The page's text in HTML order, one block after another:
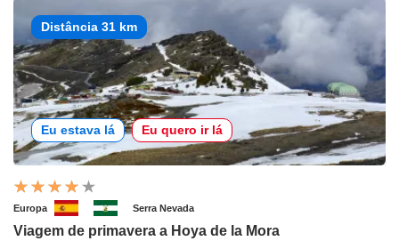
Distância 31 km
Eu estava lá Eu quero ir lá
Europa Serra Nevada
Viagem de primavera a Hoya de la Mora